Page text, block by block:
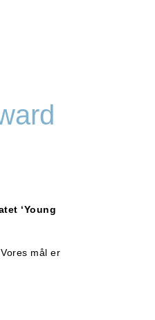
‘Young
mål er